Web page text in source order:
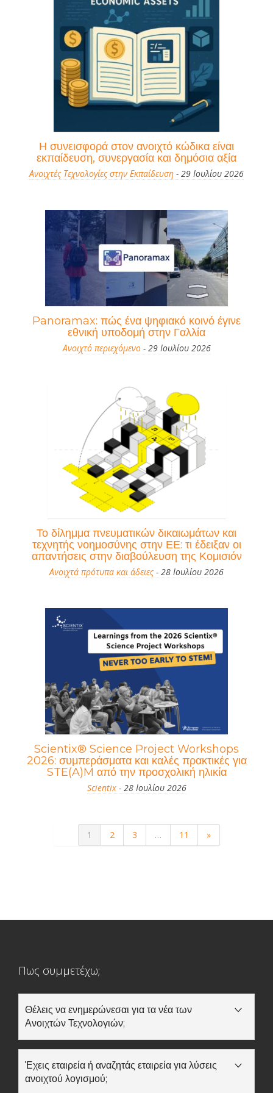
Η συνεισφορά στον ανοιχτό κώδικα είναι
εκπαίδευση, συνεργασία και δημόσια αξία
Ανοιχτές Τεχνολογίες στην Εκπαίδευση - 29 Ιουλίου 2026
Panoramax: πώς ένα ψηφιακό κοινό έγινε
εθνική υποδομή στην Γαλλία
Ανοιχτό περιεχόμενο- 29 Ιουλίου 2026
Το δίλημμα πνευματικών δικαιωμάτων και
τεχνητής νοημοσύνης στην ΕΕ: τι έδειξαν οι
απαντήσεις στην διαβούλευση της Κομισιόν
Ανοιχτά πρότυπα και άδειες- 28 Ιουλίου 2026
Scientix® Science Project Workshops
2026: συμπεράσματα και καλές πρακτικές για
STE(A)M από την προσχολική ηλικία
Scientix- 28 Ιουλίου 2026
1 2 3 … 11 »
Πως συμμετέχω;
Θέλεις να ενημερώνεσαι για τα νέα των
Ανοιχτών Τεχνολογιών;
δελτίο για τις Ανοιχτές Τεχνολογίες καταχώρησε
το email σου. Εάν θέλεις ενημέρωση για συγκεκριμένα
θέματα επίλεξε στοlists.ellak.gr
Έχεις εταιρεία ή αναζητάς εταιρεία για λύσεις
ανοιχτού λογισμού;